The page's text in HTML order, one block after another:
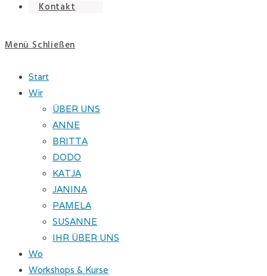
Kontakt
Menü Schließen
Start
Wir
ÜBER UNS
ANNE
BRITTA
DODO
KATJA
JANINA
PAMELA
SUSANNE
IHR ÜBER UNS
Wo
Workshops & Kurse